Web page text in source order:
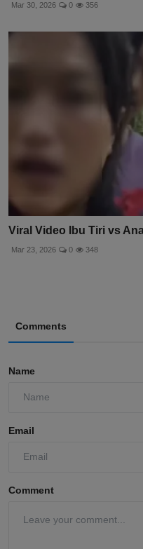
Mar 30, 2026 0 356
Viral Video Ibu Tiri vs
Mar 23, 2026 0 348
Comments
Name
Email
Comment